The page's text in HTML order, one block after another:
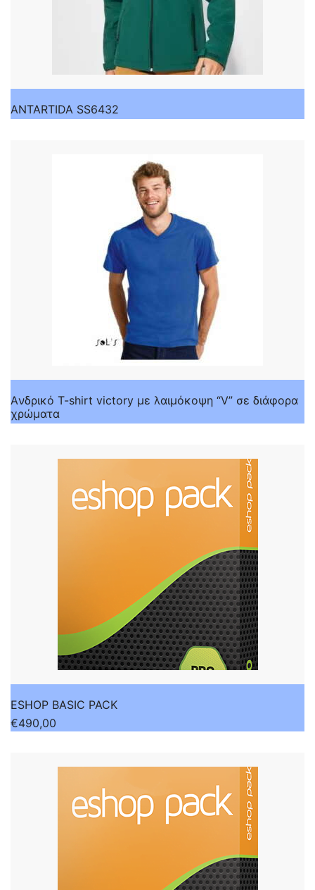
ANTARTIDA SS6432
Aνδρικό T-shirt victory με λαιμόκοψη “V” σε διάφορα
χρώματα
ESHOP BASIC PACK
€490,00